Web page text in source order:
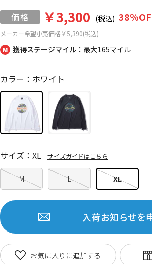
獲得ステージマイル：最大165マイル
メーカー希望小売価格￥5,390(税込)
￥3,300 (税込) 38％
カラー：ホワイト
M L XL
サイズ：XL サイズガイドはこちら
入荷お知らせを
お気に入りに追加する